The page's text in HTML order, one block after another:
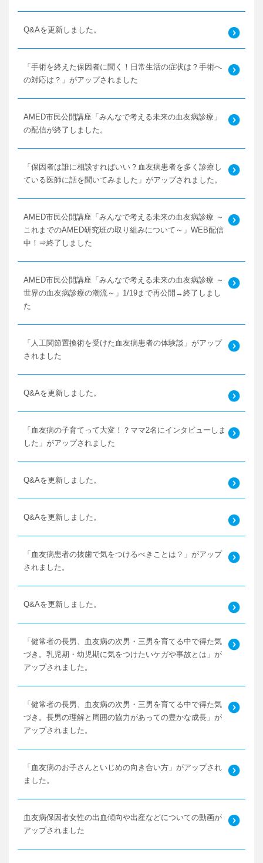
Q&Aを更新しました。
「手術を終えた保因者に聞く！日常生活の症状は？手術へ
の対応は？」がアップされました
AMED市民公開講座「みんなで考える未来の血友病診療」
の配信が終了しました。
「保因者は誰に相談すればいい？血友病患者を多く診療し
ている医師に話を聞いてみました」がアップされました。
AMED市民公開講座「みんなで考える未来の血友病診療 ～
これまでのAMED研究班の取り組みについて～」WEB配信
中！⇒終了しました
AMED市民公開講座「みんなで考える未来の血友病診療 ～
世界の血友病診療の潮流～」1/19まで再公開→終了しまし
た
「人工関節置換術を受けた血友病患者の体験談」がアップ
されました
Q&Aを更新しました。
「血友病の子育てって大変！？ママ2名にインタビューしま
した」がアップされました
Q&Aを更新しました。
Q&Aを更新しました。
「血友病患者の抜歯で気をつけるべきことは？」がアップ
されました。
Q&Aを更新しました。
「健常者の長男、血友病の次男・三男を育てる中で得た気
づき。乳児期・幼児期に気をつけたいケガや事故とは」が
アップされました。
「健常者の長男、血友病の次男・三男を育てる中で得た気
づき。長男の理解と周囲の協力があっての豊かな成長」が
アップされました。
「血友病のお子さんといじめの向き合い方」がアップされ
ました。
血友病保因者女性の出血傾向や出産などについての動画が
アップされました